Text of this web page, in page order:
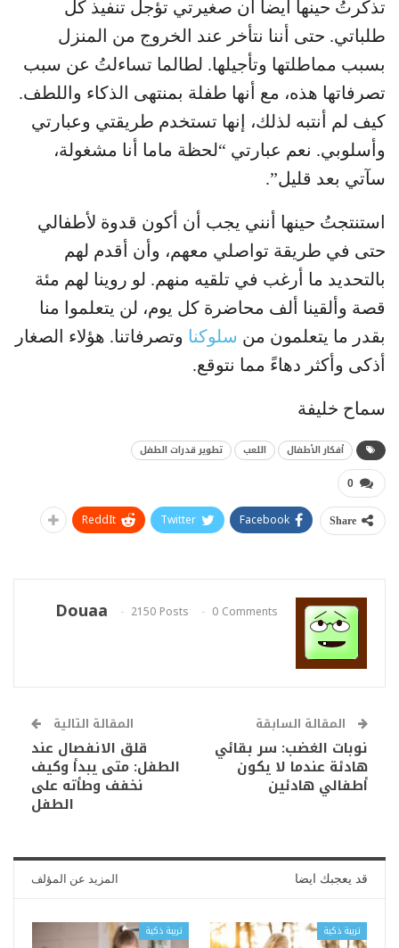
تذكرتُ حينها أيضاً أن صغيرتي تؤجل تنفيذ كل
طلباتي. حتى أننا نتأخر عند الخروج من المنزل
بسبب مماطلتها وتأجيلها. لطالما تساءلتُ عن سبب
تصرفاتها هذه، مع أنها طفلة بمنتهى الذكاء واللطف.
كيف لم أنتبه لذلك، إنها تستخدم طريقتي وعبارتي
وأسلوبي. نعم عبارتي “لحظة ماما أنا مشغولة،
سآتي بعد قليل”.
استنتجتُ حينها أنني يجب أن أكون قدوة لأطفالي
حتى في طريقة تواصلي معهم، وأن أقدم لهم
بالتحديد ما أرغب في تلقيه منهم. لو روينا لهم مئة
قصة وألقينا ألف محاضرة كل يوم، لن يتعلموا منا
بقدر ما يتعلمون من سلوكنا وتصرفاتنا. هؤلاء الصغار
أذكى وأكثر دهاءً مما نتوقع.
سماح خليفة
أفكار الأطفال اللعب تطوير قدرات الطفل
0
Share
Facebook
Twitter
ReddIt
Douaa 2150 Posts 0 Comments
المقالة السابقة
نوبات الغضب: سر بقائي
هادئة عندما لا يكون
أطفالي هادئين
المقالة التالية
قلق الانفصال عند
الطفل: متى يبدأ وكيف
نخفف وطأته على
الطفل
قد يعجبك ايضا المزيد عن المؤلف
تربية ذكية تربية ذكية